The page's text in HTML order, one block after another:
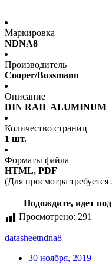
Маркировка
NDNA8
Производитель
Cooper/Bussmann
Описание
DIN RAIL ALUMINUM
Количество страниц
1 шт.
Форматы файла
HTML, PDF
(Для просмотра
Подождите, идет
Просмотрено: 291
datasheetndna8
30 ноября, 2019